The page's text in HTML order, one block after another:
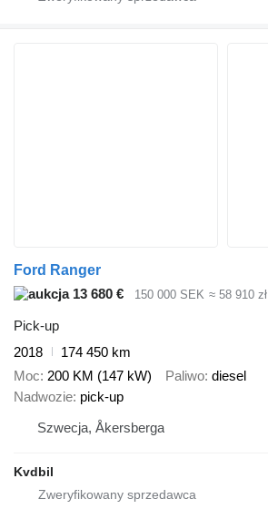
Ford Ranger
13 680 €
150 000 SEK ≈ 58 910 zł
Pick-up
2018
174 450 km
Moc 200 KM (147 kW) Paliwo diesel
Nadwozie pick-up
Szwecja, Åkersberga
Kvdbil